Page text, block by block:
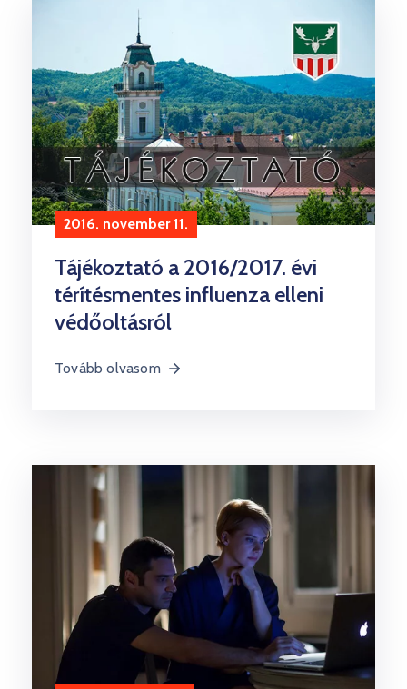
2016. november 11.
Tájékoztató a 2016/2017. évi
térítésmentes influenza elleni
védőoltásról
Tovább olvasom